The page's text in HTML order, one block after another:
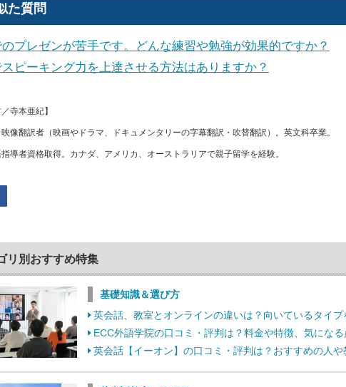
た質問
プレゼンが苦手です。どんな練習や勉強が効果的ですか？
ピーキング力を上達させる方法はありますか？
寺本亜紀】
像翻訳者（映画やドラマ、ドキュメンタリーの字幕翻訳・吹替翻訳）。英文科卒業。
導者資格取得。カナダ、アメリカ、オーストラリアで親子留学を経験。
リ別おすすめ特集
基礎知識＆選び方
英会話、教室とオンラインの違いは？向いているタイプ
ECC外語学院の口コミ・評判は？料金や特徴、気になる
英会話【イーオン】の口コミ・評判は？おすすめの人や